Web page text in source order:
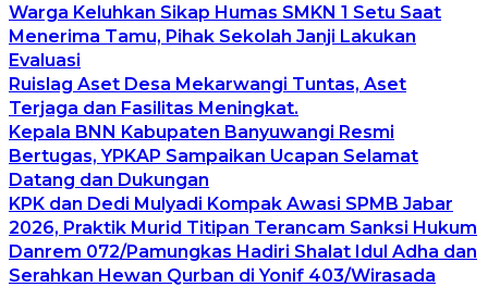
Warga Keluhkan Sikap Humas SMKN 1 Setu Saat
Menerima Tamu, Pihak Sekolah Janji Lakukan
Evaluasi
Ruislag Aset Desa Mekarwangi Tuntas, Aset
Terjaga dan Fasilitas Meningkat.
Kepala BNN Kabupaten Banyuwangi Resmi
Bertugas, YPKAP Sampaikan Ucapan Selamat
Datang dan Dukungan
KPK dan Dedi Mulyadi Kompak Awasi SPMB Jabar
2026, Praktik Murid Titipan Terancam Sanksi Hukum
Danrem 072/Pamungkas Hadiri Shalat Idul Adha dan
Serahkan Hewan Qurban di Yonif 403/Wirasada